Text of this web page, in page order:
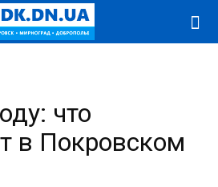
что
в Покровском